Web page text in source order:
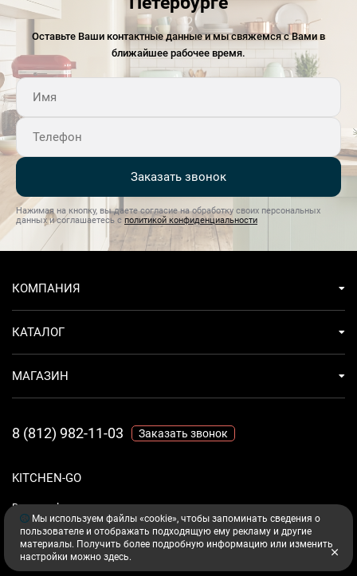
Оставьте Ваши контактные данные и мы свяжемся с Вами в
ближайшее рабочее время.
Заказать звонок
Нажимая на кнопку, вы даете согласие на обработку своих персональных
данных и соглашаетесь с политикой конфиденциальности
KITCHEN-GO
Ваш комфорт - дело техники.
КОМПАНИЯ
КАТАЛОГ
МАГАЗИН
8 (812) 982-11-03 Заказать звонок
Мы используем файлы «cookie», чтобы запоминать сведения о
пользователе и отображать подходящую ему рекламу и другие
материалы. Получить более подробную информацию или изменить
настройки можно здесь.